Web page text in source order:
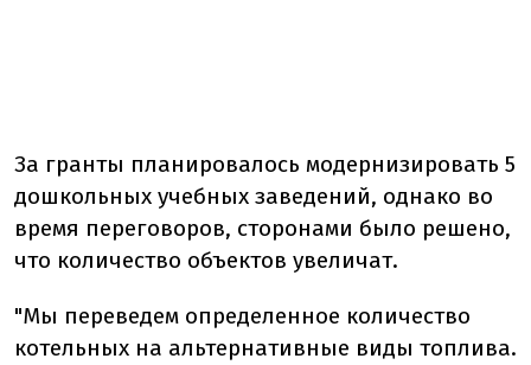
За гранты планировалось модернизировать 5
дошкольных учебных заведений, однако во
время переговоров, сторонами было решено,
что количество объектов увеличат.
"Мы переведем определенное количество
котельных на альтернативные виды топлива.